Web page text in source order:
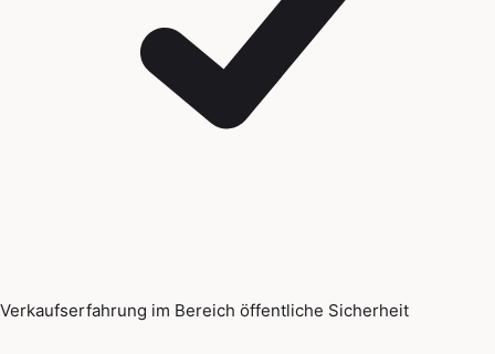
Verkaufserfahrung im Bereich öffentliche Sicherheit